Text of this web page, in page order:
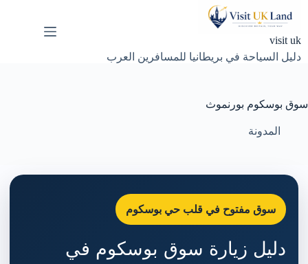
visit uk
دليل السياحة في بريطانيا للمسافرين العرب
سوق بوسكوم بورنموث
المدونة
سوق مفتوح في قلب حي بوسكوم
دليل زيارة سوق بوسكوم في